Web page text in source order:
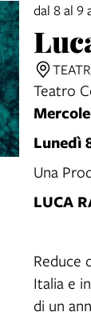
dal 8 al 9
Teatro
Lunedì
Una
LUCA
Reduce
Italia e
di un